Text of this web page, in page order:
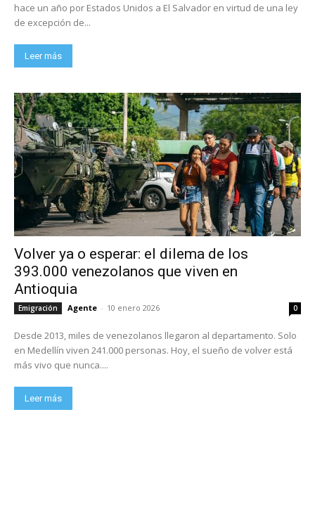
hace un año por Estados Unidos a El Salvador en virtud de una ley
de excepción de...
Leer más
Volver ya o esperar: el dilema de los
393.000 venezolanos que viven en
Antioquia
Emigración Agente - 10 enero 2026 0
Desde 2013, miles de venezolanos llegaron al departamento. Solo
en Medellín viven 241.000 personas. Hoy, el sueño de volver está
más vivo que nunca....
Leer más